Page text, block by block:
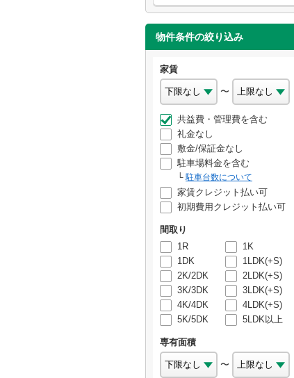
物件条件の絞り込み
家賃
〜
共益費・管理費を含む
礼金なし
敷金/保証金なし
駐車場料金を含む
駐車台数について
家賃クレジット払い可
初期費用クレジット払い可
間取り
1R
1K
1DK
1LDK(+S)
2K/2DK
2LDK(+S)
3K/3DK
3LDK(+S)
4K/4DK
4LDK(+S)
5K/5DK
5LDK以上
専有面積
〜